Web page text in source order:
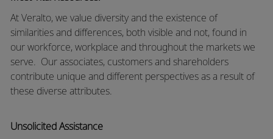
At Veralto, we value diversity and the existence of
similarities and differences, both visible and not, found in
our workforce, workplace and throughout the markets we
serve. Our associates, customers and shareholders
contribute unique and different perspectives as a result of
these diverse attributes.
Unsolicited Assistance